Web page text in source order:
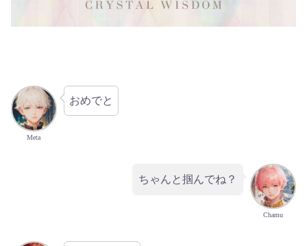
Meta
おめでと
Chamu
ちゃんと掴んでね？